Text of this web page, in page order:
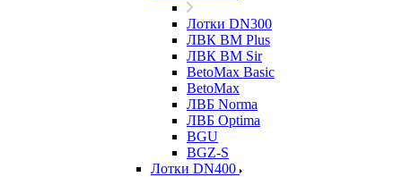
Лотки DN300
ЛВК ВМ Plus
ЛВК ВМ Sir
BetoMax Basic
BetoMax
ЛВБ Norma
ЛВБ Optima
BGU
BGZ-S
Лотки DN400